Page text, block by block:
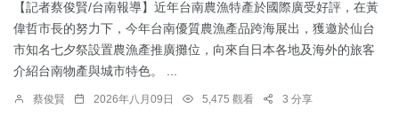
【記者蔡俊賢/台南報導】近年台南農漁特產於國際廣受好評，在黃
偉哲市長的努力下，今年台南優質農漁產品跨海展出，獲邀於仙台
市知名七夕祭設置農漁產推廣攤位，向來自日本各地及海外的旅客
介紹台南物產與城市特色。 ...
蔡俊賢 2026年八月09日 5,475 觀看 3 分享